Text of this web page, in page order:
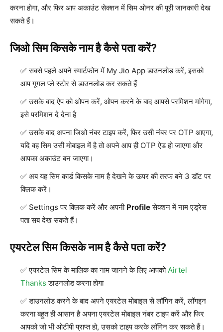
करना होगा, और फिर आप अकाउंट सेक्शन में सिम ओनर की पूरी जानकारी देख
सकते हैं।
जिओ सिम किसके नाम है कैसे पता करें?
सबसे पहले अपने स्मार्टफोन में My Jio App डाउनलोड करें, इसको
आप गूगल प्ले स्टोर से डाउनलोड कर सकते हैं
उसके बाद ऐप को ओपन करें, ओपन करने के बाद आपसे परमिशन मांगेगा,
इसे परमिशन दे देना है
उसके बाद अपना जिओ नंबर टाइप करें, फिर उसी नंबर पर OTP आएगा,
यदि वह सिम उसी मोबाइल में है तो अपने आप ही OTP ऐड हो जाएगा और
आपका अकाउंट बन जाएगा।
अब यह सिम कार्ड किसके नाम है देखने के ऊपर की तरफ बने 3 डॉट पर
क्लिक करें।
Settings पर क्लिक करें और अपनी Profileसेक्शन में नाम एड्रेस
पता सब देख सकते हैं।
एयरटेल सिम किसके नाम है कैसे पता करें?
एयरटेल सिम के मालिक का नाम जानने के लिए आपकोAirtel
Thanks डाउनलोड करना होगा
डाउनलोड करने के बाद अपने एयरटेल मोबाइल से लॉगिन करें, लॉगइन
करना बहुत ही आसान है अपना एयरटेल मोबाइल नंबर टाइप करें और फिर
आपको जो भी ओटीपी प्राप्त हो, उसको टाइप करके लॉगिन कर सकते हैं।